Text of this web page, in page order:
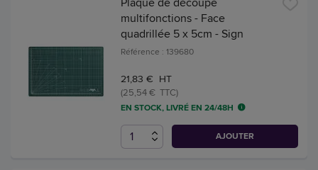
multifonctions - Face
quadrillée 5 x 5cm - Sign
Référence : 139680
21,83 € HT
(25,54 € TTC)
EN STOCK, LIVRÉ EN 24/48H
AJOUTER